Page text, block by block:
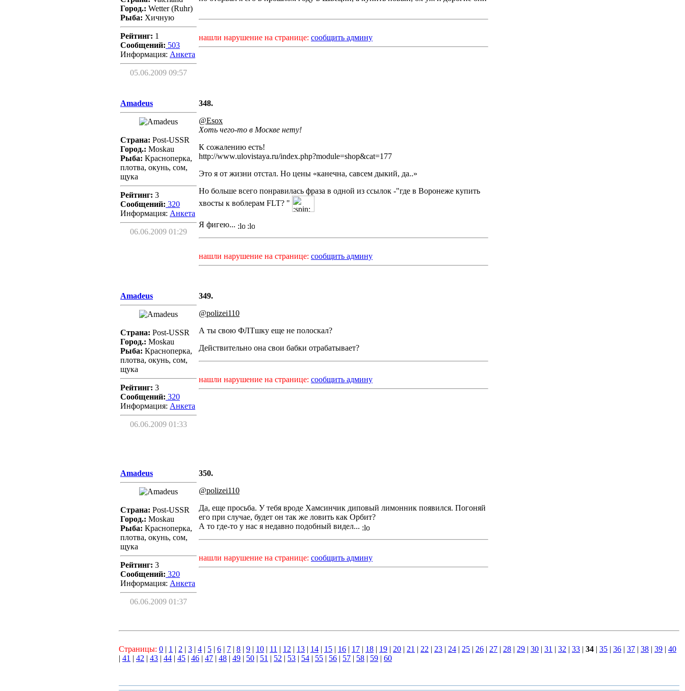
Город.: Wetter (Ruhr)
Рыба: Хичную
Рейтинг: 1
Сообщений: 503
Информация: Aнкета
05.06.2009 09:57
нашли нарушение на странице: сообщить админу
Amadeus
Страна: Post-USSR
Город.: Moskau
Рыба: Красноперка,
плотва, окунь, сом,
щука
Рейтинг: 3
Сообщений: 320
Информация: Aнкета
06.06.2009 01:29
348.
@Esox
Хоть чего-то в Москве нету!
К сожалению есть!
http://www.ulovistaya.ru/index.php?module=shop&cat=177
Это я от жизни отстал. Но цены «канечна, савсем дыкий, да..»
Но больше всего понравилась фраза в одной из ссылок -"где в Воронеже купить
хвосты к воблерам FLT? "
Я фигею...
нашли нарушение на странице: сообщить админу
Amadeus
Страна: Post-USSR
Город.: Moskau
Рыба: Красноперка,
плотва, окунь, сом,
щука
Рейтинг: 3
Сообщений: 320
Информация: Aнкета
06.06.2009 01:33
349.
@polizei110
А ты свою ФЛТшку еще не полоскал?
Действительно она свои бабки отрабатывает?
нашли нарушение на странице: сообщить админу
Amadeus
Страна: Post-USSR
Город.: Moskau
Рыба: Красноперка,
плотва, окунь, сом,
щука
Рейтинг: 3
Сообщений: 320
Информация: Aнкета
06.06.2009 01:37
350.
@polizei110
Да, еще просьба. У тебя вроде Хамсинчик диповый лимонник появился. Погоняй
его при случае, будет он так же ловить как Орбит?
А то где-то у нас я недавно подобный видел...
нашли нарушение на странице: сообщить админу
Страницы: 0 | 1 | 2 | 3 | 4 | 5 | 6 | 7 | 8 | 9 | 10 | 11 | 12 | 13 | 14 | 15 | 16 | 17 | 18 | 19 | 20 | 21 | 22 | 23 | 24 | 25 | 26 | 27 | 28 | 29 | 30 | 31 | 32 | 33 | 34 | 35 | 36 | 37 | 38 | 39 | 40
| 41 | 42 | 43 | 44 | 45 | 46 | 47 | 48 | 49 | 50 | 51 | 52 | 53 | 54 | 55 | 56 | 57 | 58 | 59 | 60